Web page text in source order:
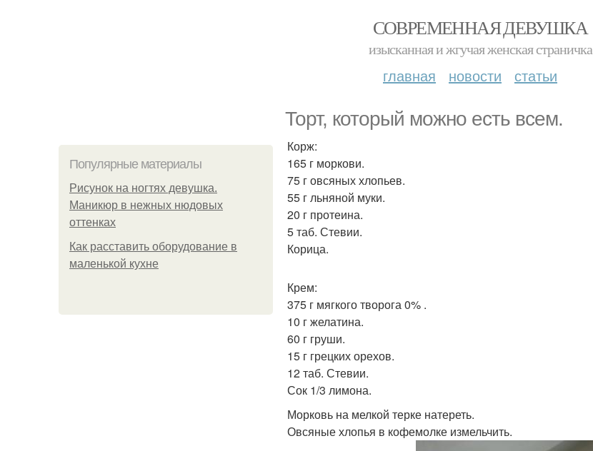
СОВРЕМЕННАЯ ДЕВУШКА
изысканная и жгучая женская страничка
главная новости статьи
Торт, который можно есть всем.
Популярные материалы
Рисунок на ногтях девушка.
Маникюр в нежных нюдовых
оттенках
Как расставить оборудование в
маленькой кухне
Корж:
165 г моркови.
75 г овсяных хлопьев.
55 г льняной муки.
20 г протеина.
5 таб. Стевии.
Корица.
Крем:
375 г мягкого творога 0% .
10 г желатина.
60 г груши.
15 г грецких орехов.
12 таб. Стевии.
Сок 1/3 лимона.
Морковь на мелкой терке натереть.
Овсяные хлопья в кофемолке измельчить.